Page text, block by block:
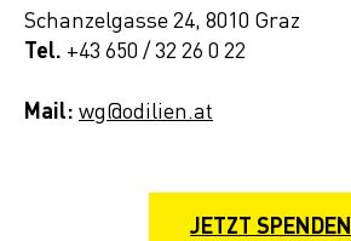
Schanzelgasse 24, 8010 Graz
Tel. +43 650 / 32 26 0 22
Mail: wg@odilien.at
JETZT SPENDEN